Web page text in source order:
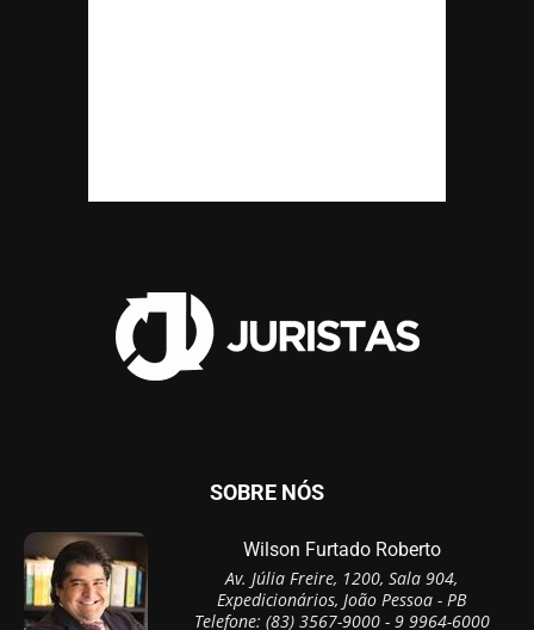
SOBRE NÓS
Wilson Furtado Roberto
Av. Júlia Freire, 1200, Sala 904,
Expedicionários, João Pessoa - PB
Telefone: (83) 3567-9000 - 9 9964-6000